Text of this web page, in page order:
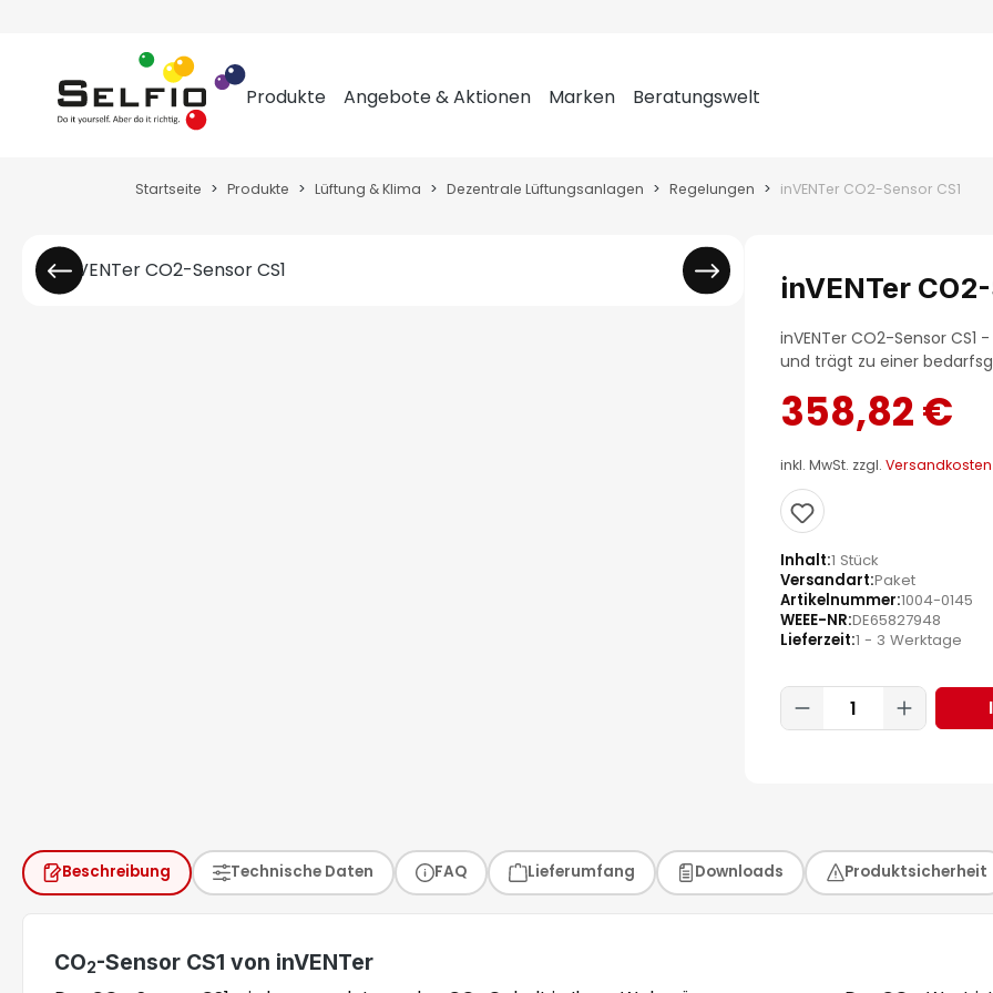
Produkte Angebote & Aktionen Marken Beratungswelt
Startseite Produkte Lüftung & Klima Dezentrale Lüftungsanlagen Regelungen inVENTer CO2-Sensor CS1
Bildergalerie überspringen
inVENTer
inVENTer CO2-Sensor
und trägt zu einer
358,82 €
inkl. MwSt. zzgl. Versandkosten
Inhalt 1 Stück
Versandart Paket
Artikelnummer 1004-0145
WEEE-NR DE65827948
Lieferzeit 1 - 3 Werktage
Produkt
Beschreibung Technische Daten FAQ Lieferumfang Downloads Produktsicherheit
CO2-Sensor CS1 von inVENTer